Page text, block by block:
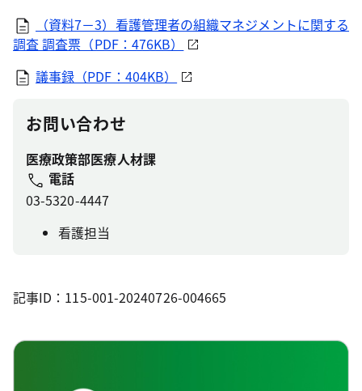
（資料7－3）看護管理者の組織マネジメントに関する
調査 調査票（PDF：476KB）
議事録（PDF：404KB）
お問い合わせ
医療政策部医療人材課
電話
03-5320-4447
看護担当
記事ID：115-001-20240726-004665